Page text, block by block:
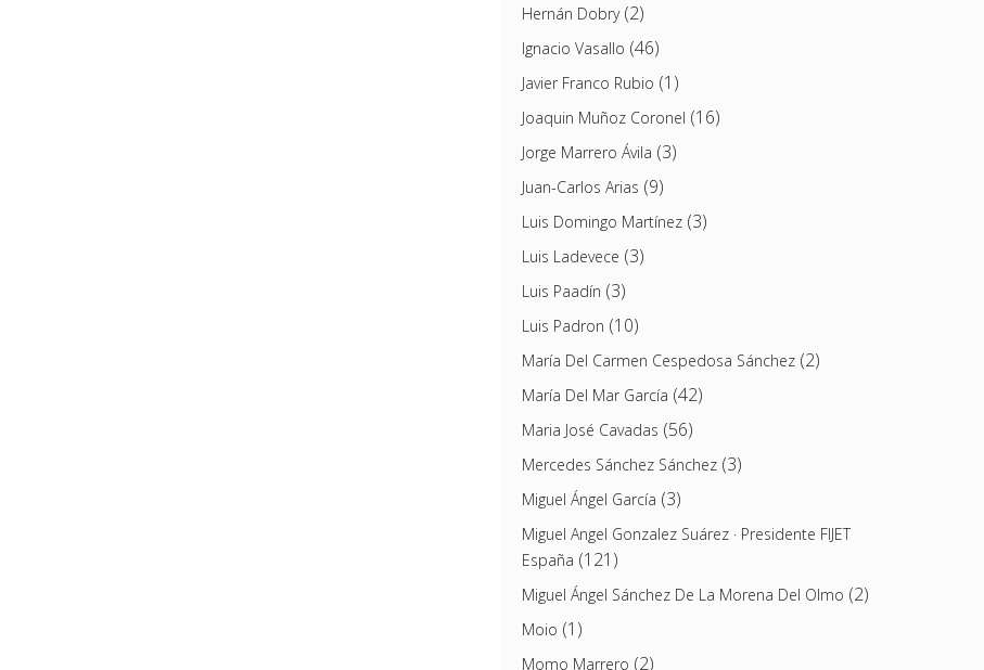
Hernán Dobry(2)
Ignacio Vasallo (46)
Javier Franco Rubio (1)
Joaquin Muñoz Coronel (16)
Jorge Marrero Ávila (3)
Juan-Carlos Arias (9)
Luis Domingo Martínez(3)
Luis Ladevece (3)
Luis Paadín (3)
Luis Padron (10)
María Del Carmen Cespedosa Sánchez(2)
María Del Mar García (42)
Maria José Cavadas (56)
Mercedes Sánchez Sánchez(3)
Miguel Ángel García (3)
Miguel Angel Gonzalez Suárez · Presidente FIJET
España (121)
Miguel Ángel Sánchez De La Morena Del Olmo (2)
Moio (1)
Momo Marrero (2)